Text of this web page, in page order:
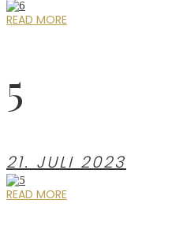
READ MORE
5
21. JULI 2023
READ MORE